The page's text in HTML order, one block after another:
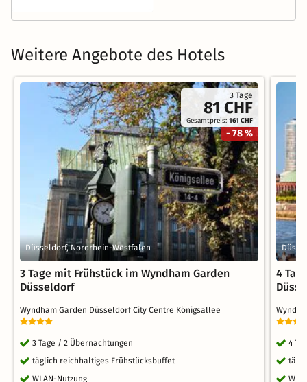
Weitere Angebote des Hotels
3 Tage
81 CHF
Gesamtpreis:161 CHF
- 78 %
Düsseldorf, Nordrhein-Westfalen
3 Tage mit Frühstück im Wyndham Garden
Düsseldorf
Wyndham Garden Düsseldorf City Centre Königsallee
3 Tage / 2 Übernachtungen
täglich reichhaltiges Frühstücksbuffet
WLAN-Nutzung
4
4